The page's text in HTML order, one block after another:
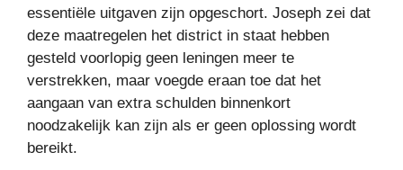
essentiële uitgaven zijn opgeschort. Joseph zei dat
deze maatregelen het district in staat hebben
gesteld voorlopig geen leningen meer te
verstrekken, maar voegde eraan toe dat het
aangaan van extra schulden binnenkort
noodzakelijk kan zijn als er geen oplossing wordt
bereikt.